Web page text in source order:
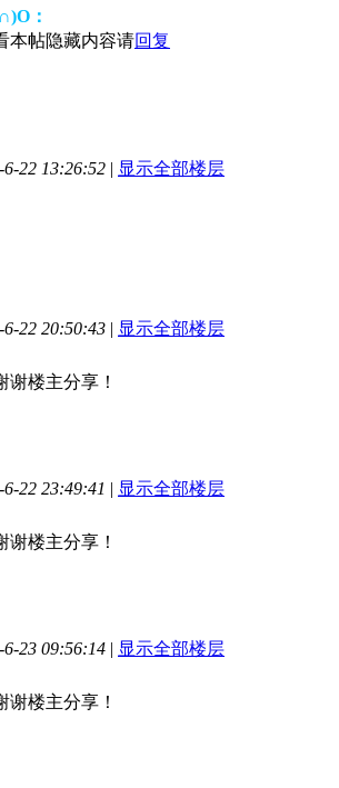
：
本帖隐藏内容请回复
22 13:26:52 | 显示全部楼层
22 20:50:43 | 显示全部楼层
楼主分享！
22 23:49:41 | 显示全部楼层
楼主分享！
23 09:56:14 | 显示全部楼层
楼主分享！